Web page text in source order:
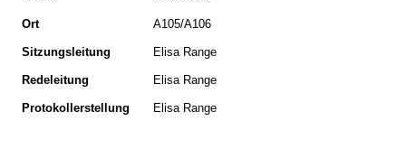
Ort A105/A106
Sitzungsleitung Elisa Range
Redeleitung Elisa Range
Protokollerstellung Elisa Range